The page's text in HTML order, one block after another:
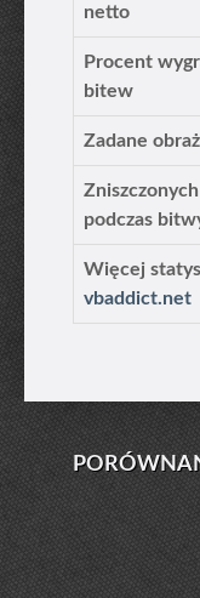
netto
Procent
bitew
Zadane
Zniszczonych
podczas
Więcej
vbaddict.net